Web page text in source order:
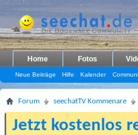
Home Fotos
Neue Beiträge Hilfe Kalender
Forum seechatTV Kommenare
Jetzt kostenlos